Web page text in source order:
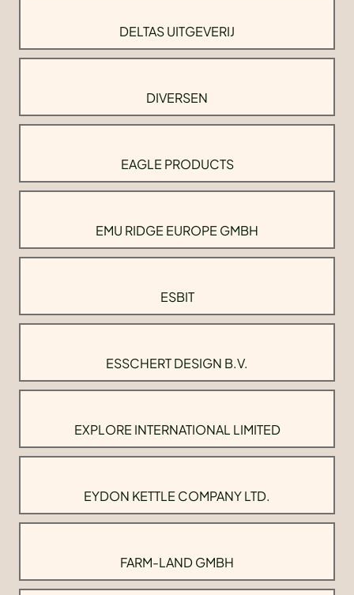
DELTAS UITGEVERIJ
DIVERSEN
EAGLE PRODUCTS
EMU RIDGE EUROPE GMBH
ESBIT
ESSCHERT DESIGN B.V.
EXPLORE INTERNATIONAL LIMITED
EYDON KETTLE COMPANY LTD.
FARM-LAND GMBH